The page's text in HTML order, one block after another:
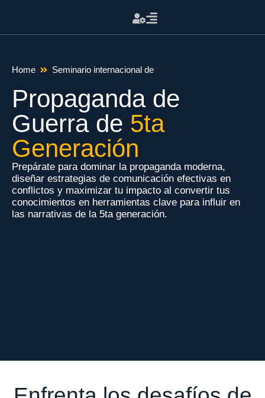
Home Seminario internacional de
Propaganda de
Guerra de 5ta
Generación
Prepárate para dominar la propaganda moderna,
diseñar estrategias de comunicación efectivas en
conflictos y maximizar tu impacto al convertir tus
conocimientos en herramientas clave para influir en
las narrativas de la 5ta generación.